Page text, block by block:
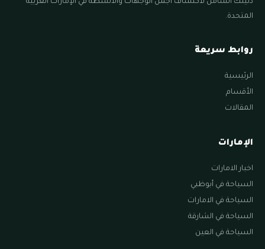
المتحدة.
روابط سريعة
الرئيسية
الأقسام
المقالات
الإمارات
اخبار الامارات
السياحة في أبوظبي
السياحة في الامارات
السياحة في الشارقة
السياحة في العين